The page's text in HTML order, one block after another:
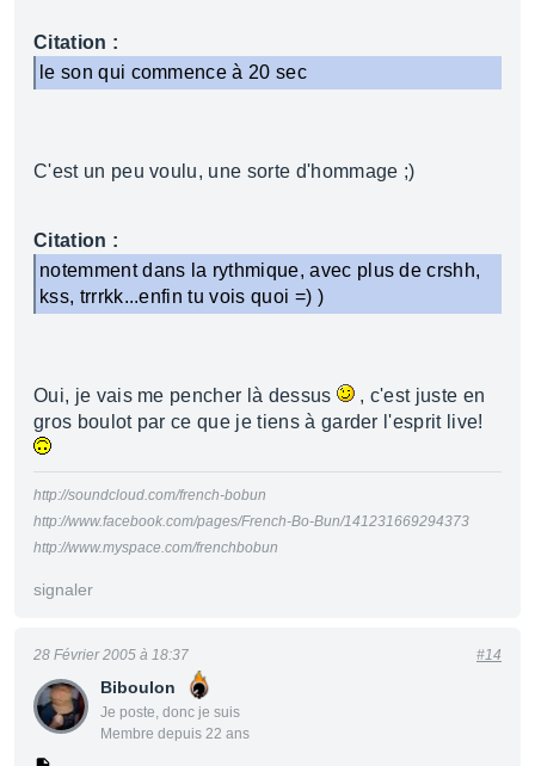
Citation :
le son qui commence à 20 sec
C'est un peu voulu, une sorte d'hommage ;)
Citation :
notemment dans la rythmique, avec plus de crshh,
kss, trrrkk...enfin tu vois quoi =) )
Oui, je vais me pencher là dessus
, c'est juste en
gros boulot par ce que je tiens à garder l'esprit live!
http://soundcloud.com/french-bobun
http://www.facebook.com/pages/French-Bo-Bun/141231669294373
http://www.myspace.com/frenchbobun
signaler
Biboulon
Je poste, donc je suis
Membre depuis 22 ans
28 Février 2005 à 18:37 #14